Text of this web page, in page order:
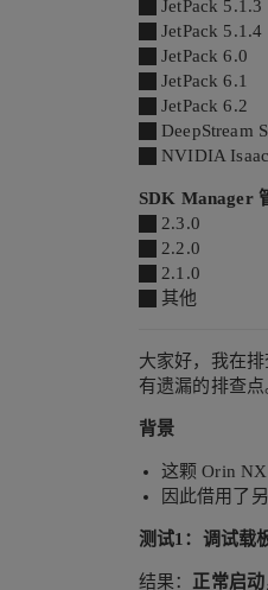
JetPack 5.1.3
JetPack 5.1.4
JetPack 6.0
JetPack 6.1
JetPack 6.2
DeepStream
NVIDIA Isaac
SDK Manager
2.3.0
2.2.0
2.1.0
其他
大家好，我在
有遗漏的排查点
背景
这颗 Orin
因此借用了
测试1：调试载
结果： 正常启